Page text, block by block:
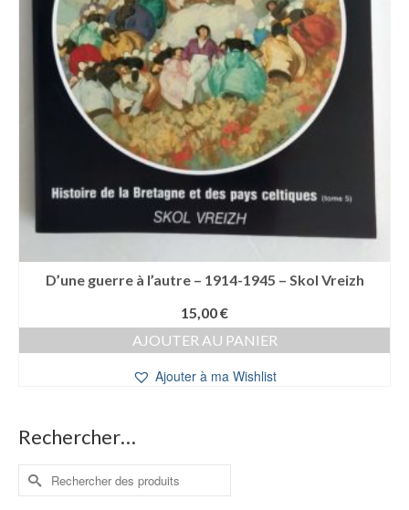
D’une guerre à l’autre – 1914-1945 – Skol Vreizh
15,00€
AJOUTER AU PANIER
Ajouter à ma Wishlist
Rechercher…
Rechercher :